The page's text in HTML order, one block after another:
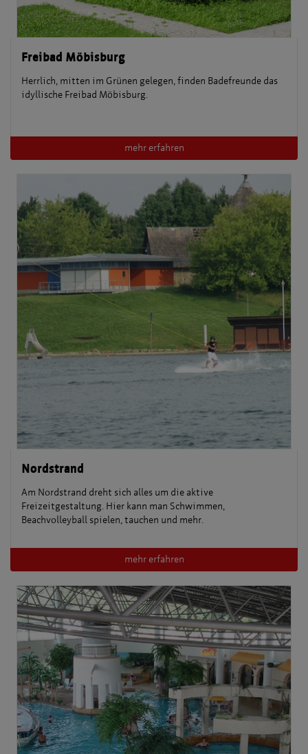
Freibad Möbisburg
Herrlich, mitten im Grünen gelegen, finden Badefreunde das
idyllische Freibad Möbisburg.
mehr erfahren
Nordstrand
Am Nordstrand dreht sich alles um die aktive
Freizeitgestaltung. Hier kann man Schwimmen,
Beachvolleyball spielen, tauchen und mehr.
mehr erfahren